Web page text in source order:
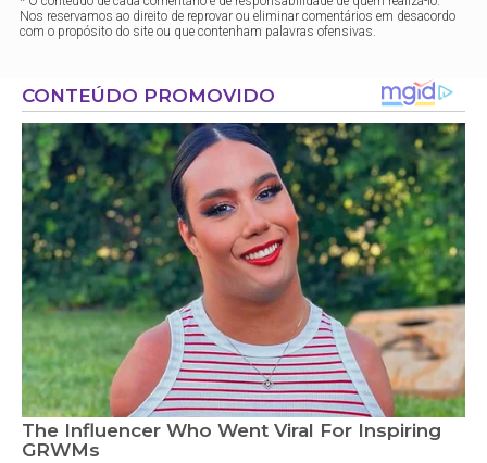
Nos reservamos ao direito de reprovar ou eliminar comentários em desacordo
com o propósito do site ou que contenham palavras ofensivas.